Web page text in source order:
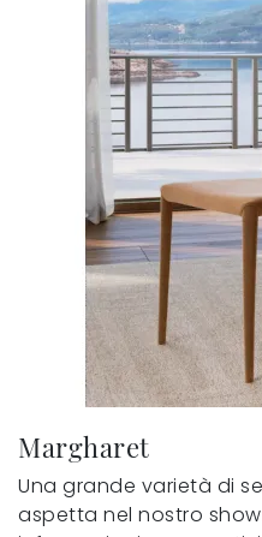
Margharet
Una grande varietà di
aspetta nel nostro